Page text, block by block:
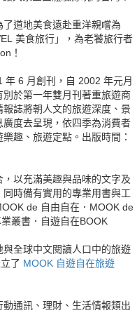
道地美食遠赴重洋親嚐為
美食旅行」，為老饕旅行者
！
年 6 月創刊，自 2002 年元月
於第一年雙月刊著重旅遊商
誌將朝人文的旅遊深度、景
度去呈現，依四季為消費者
趣、旅遊定點。出版時間：
以充滿美趣與品味的文字及
時備有實用的專業用書與工
de 自由自在．MOOK de
叢書．自遊自在BOOK
全球中文閱讀人口中的旅遊
了 MOOK 自遊自在旅遊
通訊、理財、生活情報類出